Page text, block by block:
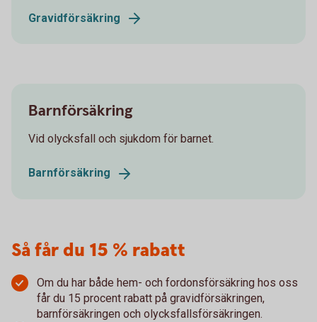
Gravidförsäkring
Barnförsäkring
Vid olycksfall och sjukdom för barnet.
Barnförsäkring
Så får du 15 % rabatt
Om du har både hem- och fordonsförsäkring hos oss
får du 15 procent rabatt på gravidförsäkringen,
barnförsäkringen och olycksfallsförsäkringen.